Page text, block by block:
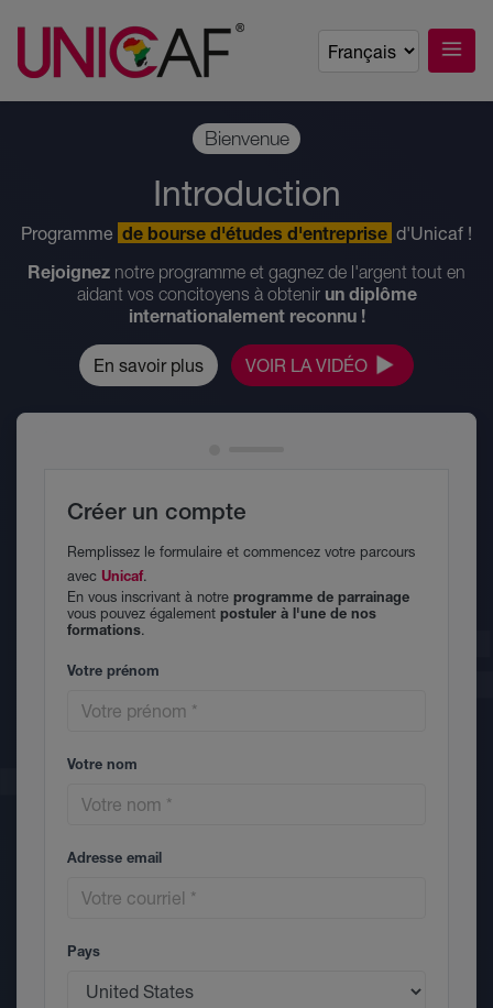
Bienvenue
Introduction
Programme de bourse d'études d'entreprise d'Unicaf !
Rejoignez notre programme et gagnez de l'argent tout en
aidant vos concitoyens à obtenir un diplôme
internationalement reconnu !
En savoir plus VOIR LA VIDÉO
Créer un compte
Remplissez le formulaire et commencez votre parcours
avec Unicaf.
En vous inscrivant à notre programme de parrainage
vous pouvez également postuler à l'une de nos
formations.
Votre prénom
Votre nom
Adresse email
Pays